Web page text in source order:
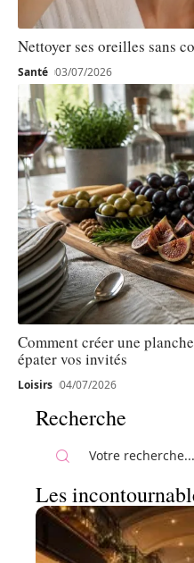
Nettoyer ses oreilles sans
Santé 03/07/2026
Comment créer une
épater vos invités
Loisirs 04/07/2026
Recherche
Les